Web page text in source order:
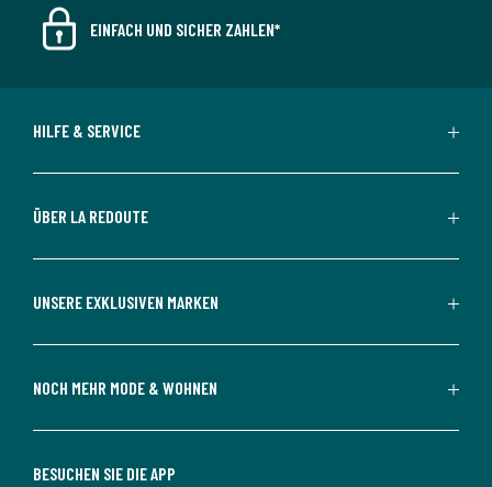
EINFACH UND SICHER ZAHLEN*
HILFE & SERVICE
ÜBER LA REDOUTE
UNSERE EXKLUSIVEN MARKEN
NOCH MEHR MODE & WOHNEN
BESUCHEN SIE DIE APP